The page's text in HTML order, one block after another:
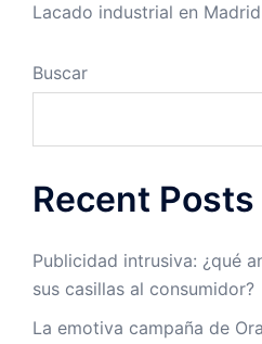
Lacado industrial en Madrid
Buscar
Recent Posts
Publicidad intrusiva: ¿qué
sus casillas al consumidor?
La emotiva campaña de